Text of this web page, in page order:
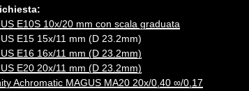
E10S 10x/20 mm con scala graduata
E15 15x/11 mm (D 23.2mm)
E16 16x/11 mm (D 23.2mm)
E20 20x/11 mm (D 23.2mm)
Achromatic MAGUS MA20 20х/0,40 ∞/0,17